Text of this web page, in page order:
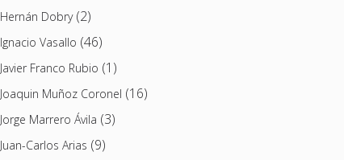
Hernán Dobry(2)
Ignacio Vasallo (46)
Javier Franco Rubio (1)
Joaquin Muñoz Coronel (16)
Jorge Marrero Ávila (3)
Juan-Carlos Arias (9)